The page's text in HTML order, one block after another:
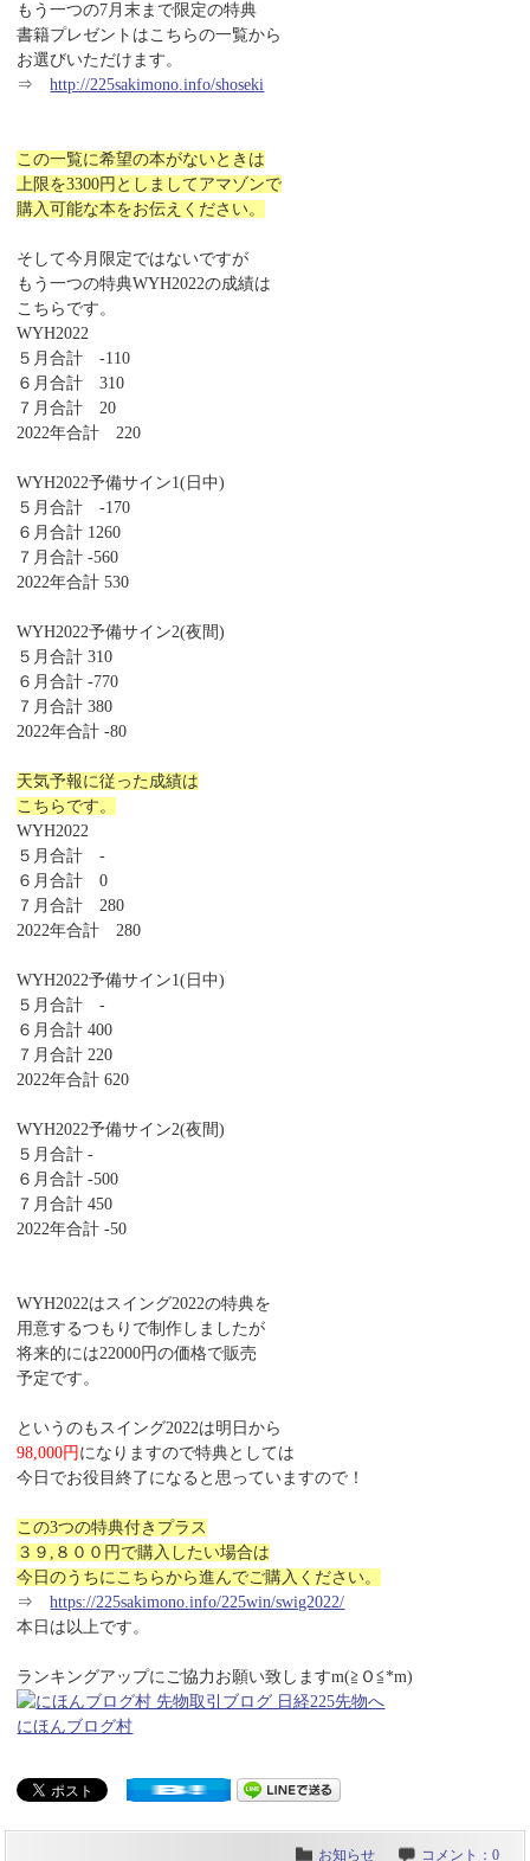
もう一つの7月末まで限定の特典
書籍プレゼントはこちらの一覧から
お選びいただけます。
⇒http://225sakimono.info/shoseki
この一覧に希望の本がないときは
上限を3300円としましてアマゾンで
購入可能な本をお伝えください。
そして今月限定ではないですが
もう一つの特典WYH2022の成績は
こちらです。
WYH2022
５月合計 -110
６月合計 310
７月合計 20
2022年合計 220
WYH2022予備サイン1(日中)
５月合計 -170
６月合計 1260
７月合計 -560
2022年合計 530
WYH2022予備サイン2(夜間)
５月合計 310
６月合計 -770
７月合計 380
2022年合計 -80
天気予報に従った成績は
こちらです。
WYH2022
５月合計 -
６月合計 0
７月合計 280
2022年合計 280
WYH2022予備サイン1(日中)
５月合計 -
６月合計 400
７月合計 220
2022年合計 620
WYH2022予備サイン2(夜間)
５月合計 -
６月合計 -500
７月合計 450
2022年合計 -50
WYH2022はスイング2022の特典を
用意するつもりで制作しましたが
将来的には22000円の価格で販売
予定です。
というのもスイング2022は明日から
98,000円 になりますので特典としては
今日でお役目終了になると思っていますので！
この3つの特典付きプラス
３９,８００円で購入したい場合は
今日のうちにこちらから進んでご購入ください。
⇒https://225sakimono.info/225win/swig2022/
本日は以上です。
ランキングアップにご協力お願い致しますm(≧Ｏ≦*m)
にほんブログ村
お知らせ コメント：0